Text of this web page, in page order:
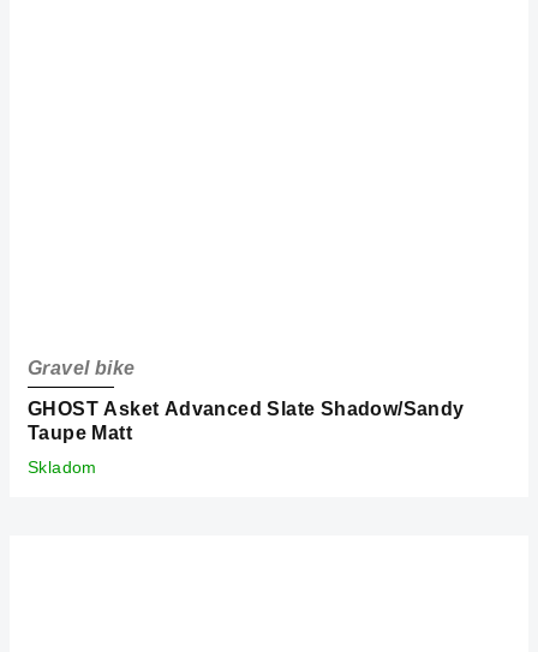
GHOST Asket Advanced Slate Shadow/Sandy
Taupe Matt
Gravel bike
Skladom